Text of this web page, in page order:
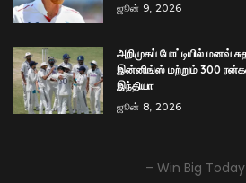
ஜூன் 9, 2026
அறிமுகப் போட்டியில் மனவ்
இன்னிங்ஸ் மற்றும் 300 ரன்கள்
இந்தியா
ஜூன் 8, 2026
– Win Big